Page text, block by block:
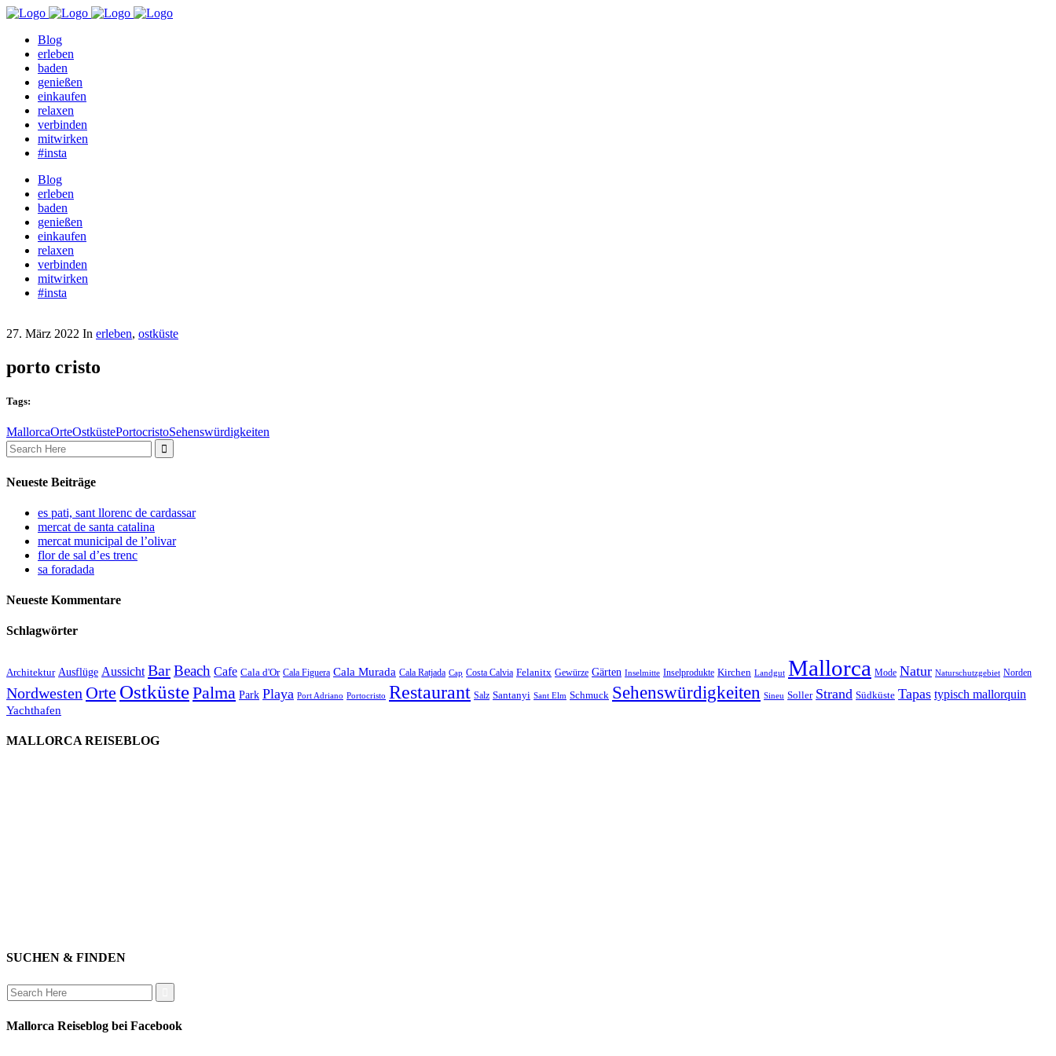
Blog
erleben
baden
genießen
einkaufen
relaxen
verbinden
mitwirken
#insta
Blog
erleben
baden
genießen
einkaufen
relaxen
verbinden
mitwirken
#insta
27. März 2022 In erleben, ostküste
porto cristo
Tags:
MallorcaOrteOstküstePortocristoSehenswürdigkeiten
Search
for:
Neueste Beiträge
es pati, sant llorenc de cardassar
mercat de santa catalina
mercat municipal de l’olivar
flor de sal d’es trenc
sa foradada
Neueste Kommentare
Schlagwörter
Architektur Ausflüge Aussicht BarBeach Cafe Cala d'Or Cala Figuera Cala Murada Cala Ratjada Cap Costa Calvia Felanitx Gewürze Gärten Inselmitte Inselprodukte Kirchen Landgut Mallorca Mode Natur Naturschutzgebiet Norden
Nordwesten Orte OstküstePalma Park Playa Port Adriano Portocristo Restaurant Salz Santanyi Sant Elm Schmuck Sehenswürdigkeiten Sineu Soller Strand Südküste Tapas typisch mallorquin
Yachthafen
MALLORCA REISEBLOG
SUCHEN & FINDEN
Search
for:
Mallorca Reiseblog bei Facebook